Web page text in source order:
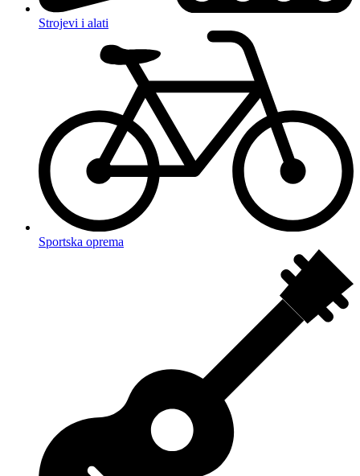
Strojevi i alati
Sportska oprema